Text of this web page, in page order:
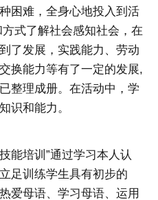
困难，全身心地投入到活
式了解社会感知社会，在
了发展，实践能力、劳动
换能力等有了一定的发展,
整理成册。在活动中，学
识和能力。
能培训”通过学习本人认
足训练学生具有初步的
爱母语、学习母语、运用